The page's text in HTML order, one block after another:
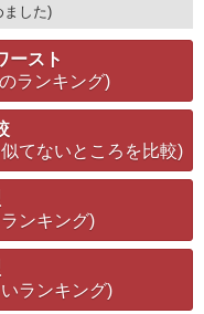
ました)
ースト
ランキング)
てないところを比較)
ンキング)
ランキング)